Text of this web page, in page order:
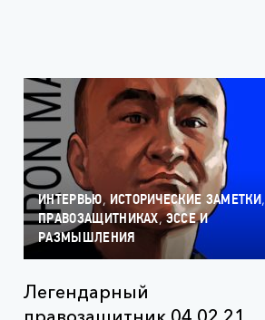
ИНТЕРВЬЮ,ИСТОРИЧЕСКИЕ ЗАМЕТКИ,
ПРАВОЗАЩИТНИКАХ,ЭССЕ И
РАЗМЫШЛЕНИЯ
Легендарный